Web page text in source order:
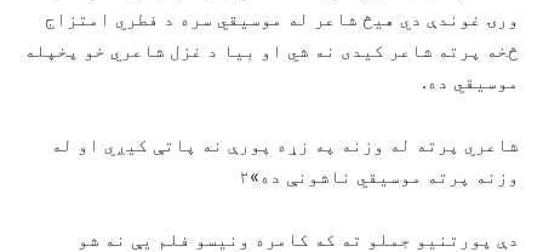
ورۍ غوندې دي هیڅ شاعر له موسیقي سره د فطري امتزاج
څخه پرته شاعر کیدی نه شي او بیا د غزل شاعري خو پخپله
موسیقي ده.
شاعري پرته له وزنه په زړه پورې نه پاتې کیږي او له
وزنه پرته موسیقي ناشونې ده»۲
دې پورتنیو جملو ته که کامره ونیسو فلم یې نه شو